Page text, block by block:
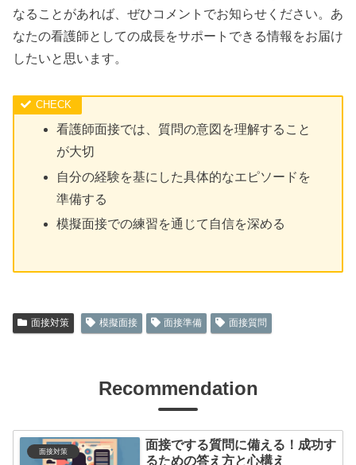
なることがあれば、ぜひコメントでお知らせください。あ
なたの看護師としての成長をサポートできる情報をお届け
したいと思います。
看護師面接では、質問の意図を理解すること
が大切
自分の経験を基にした具体的なエピソードを
準備する
模擬面接での練習を通じて自信を深める
面接対策 模擬面接 面接準備 面接質問
Recommendation
面接対策
面接でする質問に備える！成功す
るための答え方と心構え